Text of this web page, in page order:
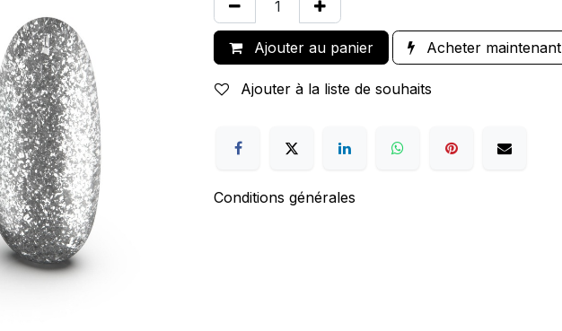
Ajouter au panier Acheter maintenant
Ajouter à la liste de souhaits
Conditions générales